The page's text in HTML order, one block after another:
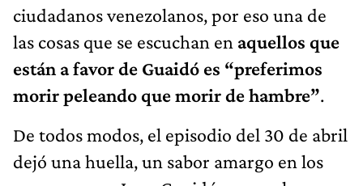
ciudadanos venezolanos, por eso una de
las cosas que se escuchan en aquellos que
están a favor de Guaidó es “preferimos
morir peleando que morir de hambre”.
De todos modos, el episodio del 30 de abril
dejó una huella, un sabor amargo en los